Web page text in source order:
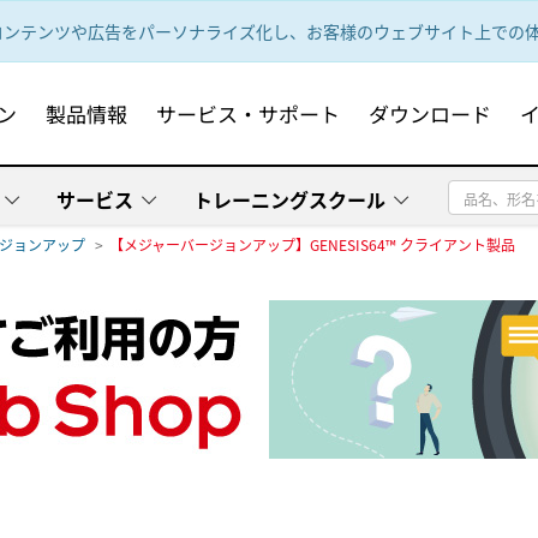
テンツや広告をパーソナライズ化し、お客様のウェブサイト上で
製品情報 サービス・サポート ダウンロード
サービス トレーニングスクール
ョンアップ 【メジャーバージョンアップ】GENESIS64™ クライアント製品